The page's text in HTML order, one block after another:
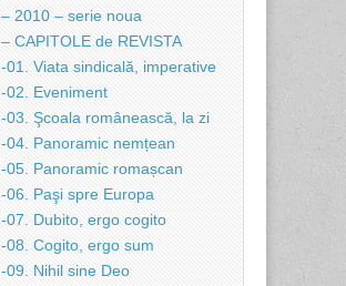
– 2010 – serie noua
– CAPITOLE de REVISTA
-01. Viata sindicală, imperative
-02. Eveniment
-03. Şcoala românească, la zi
-04. Panoramic nemțean
-05. Panoramic romașcan
-06. Paşi spre Europa
-07. Dubito, ergo cogito
-08. Cogito, ergo sum
-09. Nihil sine Deo